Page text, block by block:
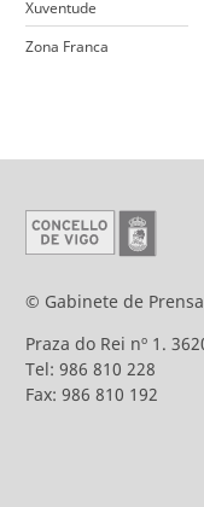
Xuventude
Zona Franca
© Gabinete de
Praza do Rei nº 1.
Tel: 986 810 228
Fax: 986 810 192